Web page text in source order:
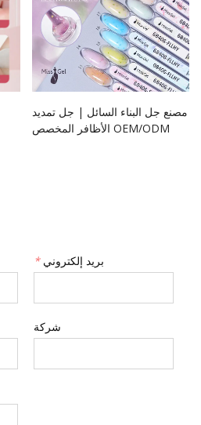
مصنع جل البناء السائل | جل تمديد
الأظافر المخصص OEM/ODM
* بريد إلكتروني
شركة